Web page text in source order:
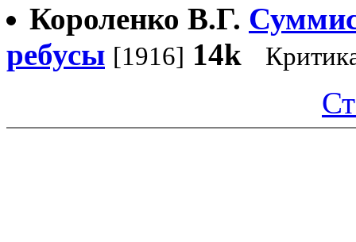
Короленко В.Г.
ребусы [1916] 14k